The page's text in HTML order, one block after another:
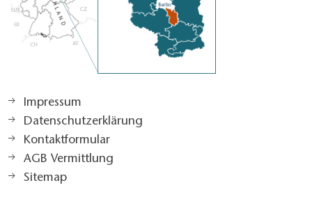
Impressum
Datenschutzerklärung
Kontaktformular
AGB Vermittlung
Sitemap